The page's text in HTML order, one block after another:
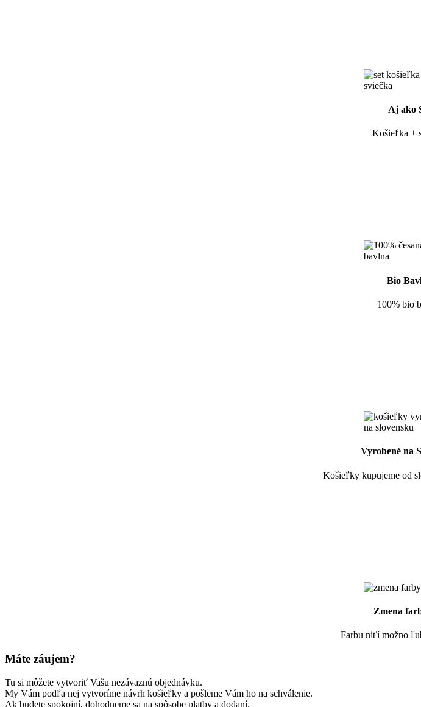
Aj ako
Košieľka +
Bio
100% bio
Vyrobené na
Košieľky kupujeme od
Zmena
Farbu niťí možno
Máte záujem?
Tu si môžete vytvoriť Vašu nezávaznú objednávku.
My Vám podľa nej vytvoríme návrh košieľky a pošleme Vám ho na schválenie.
Ak budete spokojní, dohodneme sa na spôsobe platby a dodaní.